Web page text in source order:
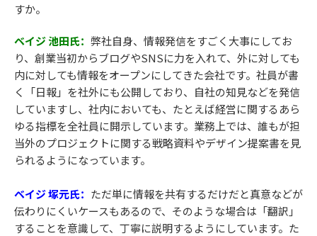
すか。
ベイジ 池田氏： 弊社自身、情報発信をすごく大事にしてお
り、創業当初からブログやSNSに力を入れて、外に対しても
内に対しても情報をオープンにしてきた会社です。社員が書
く「日報」を社外にも公開しており、自社の知見などを発信
していますし、社内においても、たとえば経営に関するあら
ゆる指標を全社員に開示しています。業務上では、誰もが担
当外のプロジェクトに関する戦略資料やデザイン提案書を見
られるようになっています。
ベイジ 塚元氏： ただ単に情報を共有するだけだと真意などが
伝わりにくいケースもあるので、そのような場合は「翻訳」
することを意識して、丁寧に説明するようにしています。た